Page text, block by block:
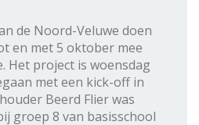
de Noord-Veluwe doen
en met 5 oktober mee
Het project is woensdag
met een kick-off in
Beerd Flier was
groep 8 van basisschool